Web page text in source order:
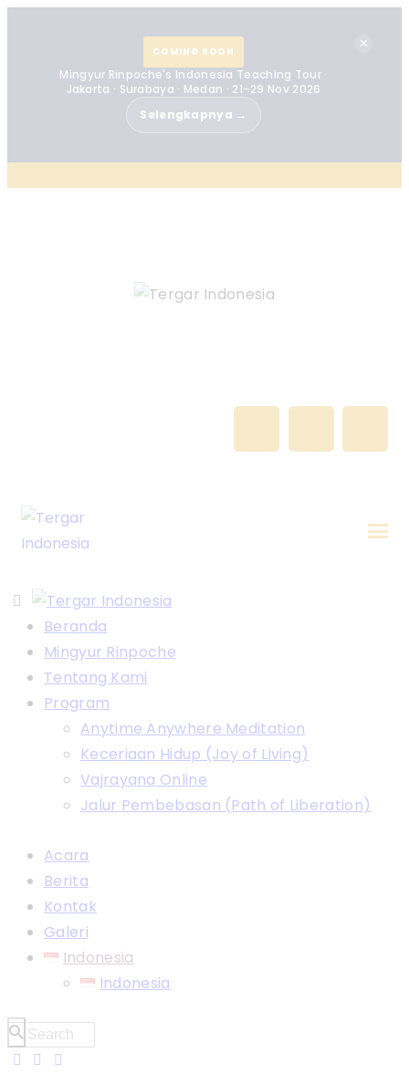
COMING SOON
Mingyur Rinpoche's Indonesia Teaching Tour ·
Jakarta · Surabaya · Medan · 21–29 Nov 2026
Selengkapnya →
✕
Beranda
Mingyur Rinpoche
Tentang Kami
Program
Anytime Anywhere Meditation
Keceriaan Hidup (Joy of Living)
Vajrayana Online
Jalur Pembebasan (Path of Liberation)
Acara
Berita
Kontak
Galeri
Indonesia
Indonesia